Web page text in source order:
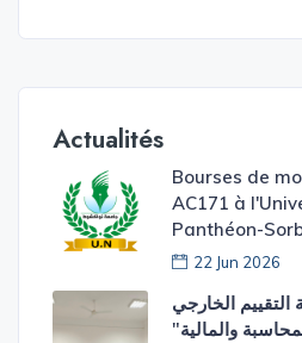
Actualités
Bourses de
AC171 à
Panthéon-
22 Jun 2026
التقييم الخارجي
والمالية"